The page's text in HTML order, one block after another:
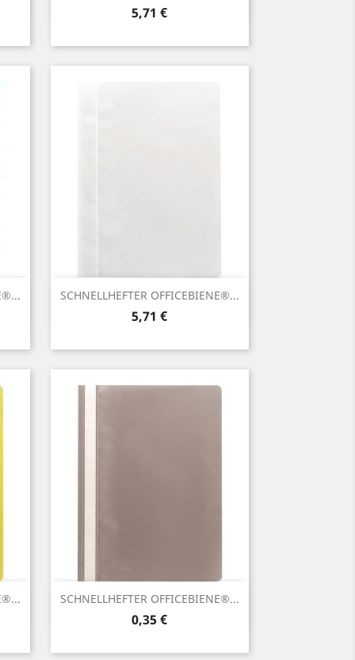
Preis
5,71 €
SCHNELLHEFTER OFFICEBIENE®...
Preis
5,71 €
Vorschau
SCHNELLHEFTER OFFICEBIENE®...
Preis
0,35 €
Vorschau